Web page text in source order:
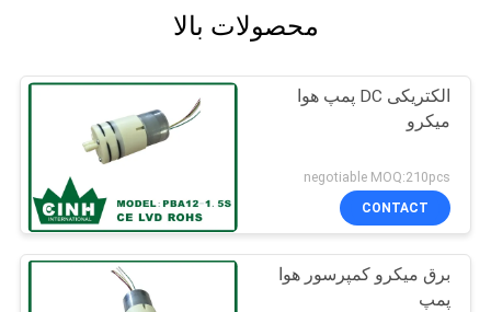
محصولات بالا
الکتریکی DC پمپ هوا
میکرو
negotiable MOQ:210pcs
CONTACT
برق میکرو کمپرسور هوا
پمپ